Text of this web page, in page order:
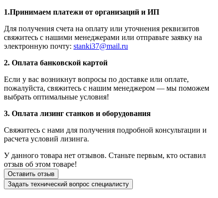
1.Принимаем платежи от организаций и ИП
Для получения счета на оплату или уточнения реквизитов
свяжитесь с нашими менеджерами или отправьте заявку на
электронную почту: stanki37@mail.ru
2. Оплата банковской картой
Если у вас возникнут вопросы по доставке или оплате,
пожалуйста, свяжитесь с нашим менеджером — мы поможем
выбрать оптимальные условия!
3. Оплата лизинг станков и оборудования
Свяжитесь с нами для получения подробной консультации и
расчета условий лизинга.
У данного товара нет отзывов. Станьте первым, кто оставил
отзыв об этом товаре!
Оставить отзыв
Задать технический вопрос специалисту